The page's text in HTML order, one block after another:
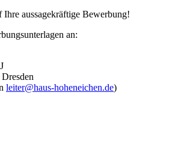
Ihre aussagekräftige Bewerbung!
an:
leiter@haus-hoheneichen.de)